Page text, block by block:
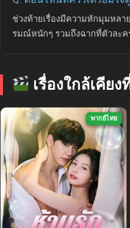
ช่วงท้ายเรื่องมีความหักมุมหลา
รมณ์หนักๆ รวมถึงฉากที่ตัวละ
เรื่องใกล้เคีย
พากย์ไทย